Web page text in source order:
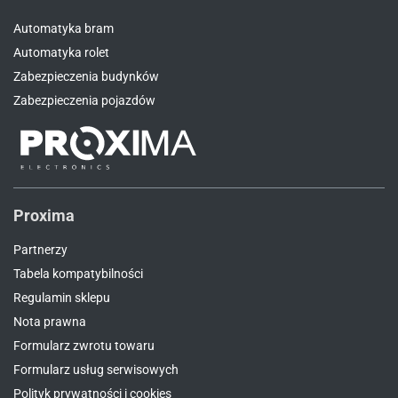
Automatyka bram
Automatyka rolet
Zabezpieczenia budynków
Zabezpieczenia pojazdów
Proxima
Partnerzy
Tabela kompatybilności
Regulamin sklepu
Nota prawna
Formularz zwrotu towaru
Formularz usług serwisowych
Polityk prywatności i cookies